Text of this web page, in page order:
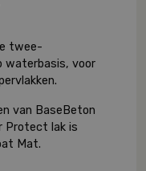
twee-
waterbasis, voor
van BaseBeton
Protect lak is
Mat.